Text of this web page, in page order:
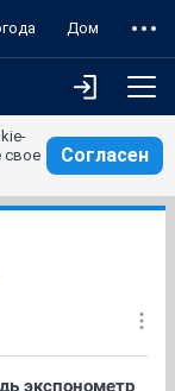
Дом
свое
Согласен
экспонометр